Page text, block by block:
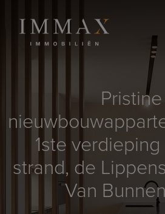
1ste
strand, de
Van